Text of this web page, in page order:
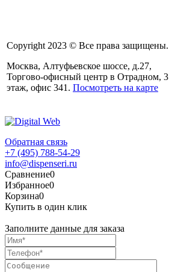
Copyright 2023 © Все права защищены.
Москва, Алтуфьевское шоссе, д.27,
Торгово-офисный центр в Отрадном, 3
этаж, офис 341. Посмотреть на карте
Обратная связь
+7 (495) 788-54-29
info@dispenseri.ru
Сравнение0
Избранное0
Корзина0
Купить в один клик
Заполните данные для заказа